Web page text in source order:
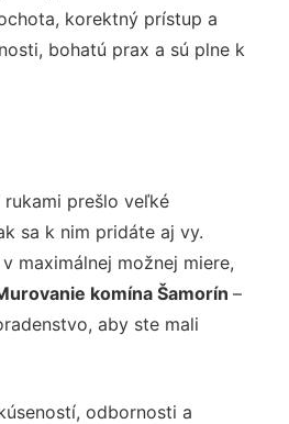
korektný prístup a
bohatú prax a sú plne k
rukami prešlo veľké
sa k nim pridáte aj vy.
maximálnej možnej miere,
komína Šamorín –
aby ste mali
odbornosti a